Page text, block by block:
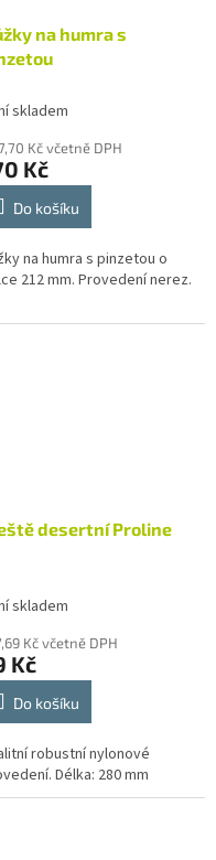
na humra s
skladem
Kč včetně DPH
Kč
Do košíku
na humra s pinzetou o
212 mm. Provedení nerez.
desertní Proline
skladem
Kč včetně DPH
Kč
Do košíku
robustní nylonové
Délka: 280 mm